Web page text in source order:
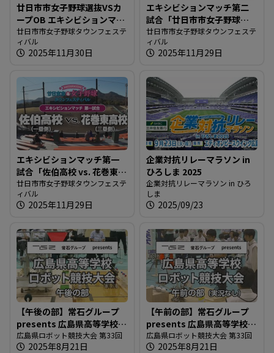
廿日市市女子野球選抜VSカ
ープOB エキシビションマッ
チ
廿日市市女子野球タウンフェステ
ィバル
2025年11月30日
エキシビションマッチ第二
試合「廿日市市女子野球選
抜 vs. 花巻東高校」
廿日市市女子野球タウンフェステ
ィバル
2025年11月29日
エキシビションマッチ第一
試合「佐伯高校 vs. 花巻東高
校」
廿日市市女子野球タウンフェステ
ィバル
2025年11月29日
企業対抗リレーマラソン in
ひろしま 2025
企業対抗リレーマラソン in ひろ
しま
2025/09/23
【午後の部】常石グループ
presents 広島県高等学校ロ
ボット競技大会
広島県ロボット競技大会 第33回
2025年8月21日
【午前の部】常石グループ
presents 広島県高等学校ロ
ボット競技大会
広島県ロボット競技大会 第33回
2025年8月21日